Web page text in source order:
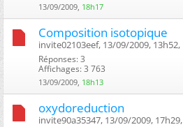
13/09/2009, 18h17
Composition isotopique
invite02103eef, 13/09/2009, 13h52, ‎
Réponses: 3
Affichages: 3 763
13/09/2009, 18h13
oxydoreduction
invite90a35347, 13/09/2009, 17h29, ‎